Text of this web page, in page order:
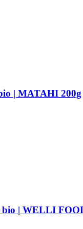
| MATAHI 200g
bio | WELLI